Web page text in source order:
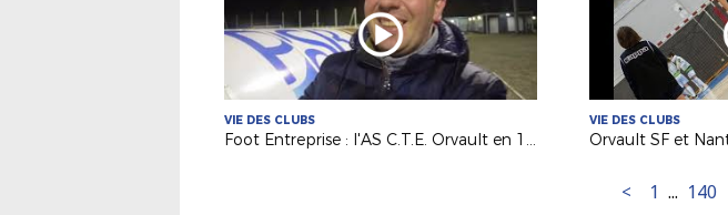
VIE DES CLUBS
Foot Entreprise : l'AS C.T.E. Orvault en 16es de la Coupe Nationale
VIE DES CLUBS
< 1 ... 140